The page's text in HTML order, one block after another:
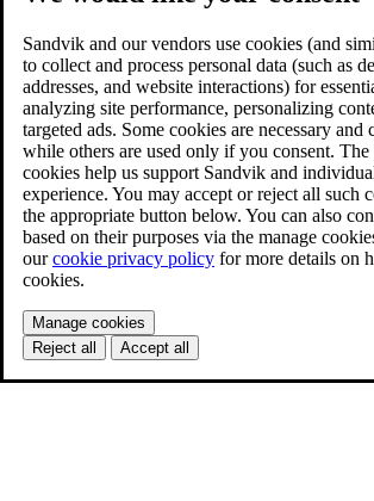
Sandvik and our vendors use cookies (and
to collect and process personal data (such as
addresses, and website interactions) for
analyzing site performance, personalizing
targeted ads. Some cookies are necessary and
while others are used only if you consent. The
cookies help us support Sandvik and
experience. You may accept or reject all such
the appropriate button below. You can also
based on their purposes via the manage
ourcookie privacy policy for more details on
cookies.
Manage cookies
Reject all
Accept all